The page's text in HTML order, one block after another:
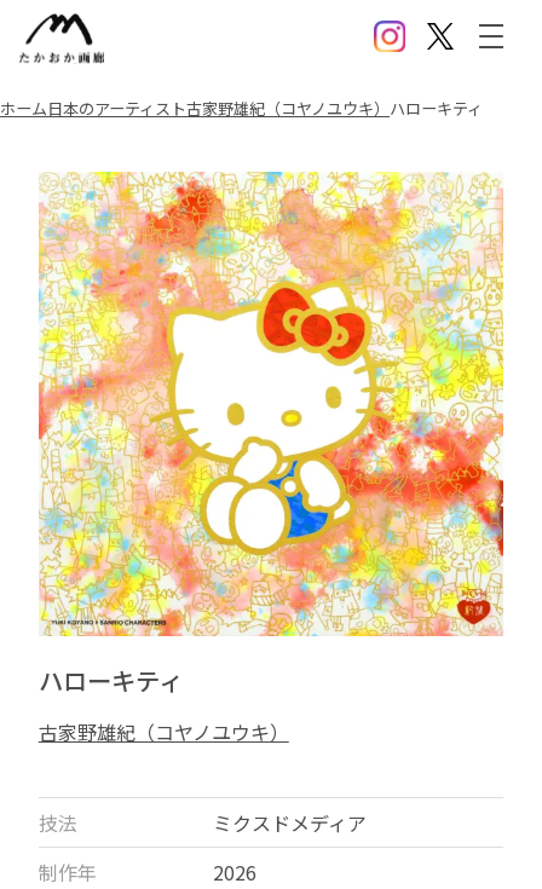
InstagramX(Twitter)
メニ
ホーム日本のアーティスト古家野雄紀（コヤノユウキ） ハローキティ
ハローキティ
古家野雄紀（コヤノユウキ）
技法
ミクスドメディア
制作年
2026